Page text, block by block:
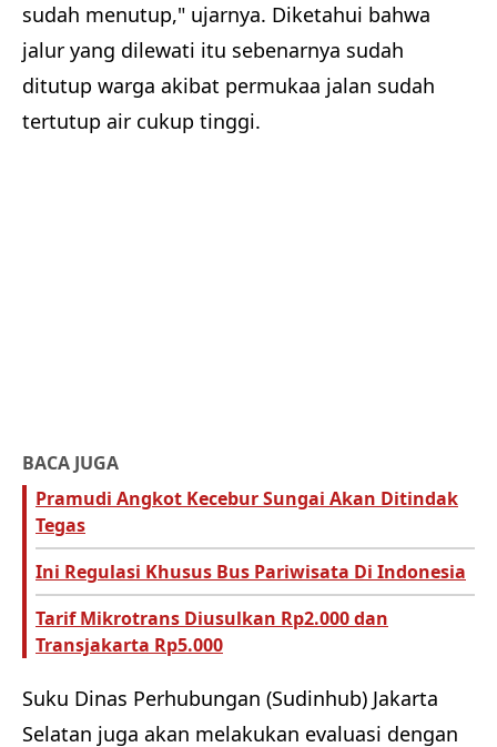
sudah menutup," ujarnya. Diketahui bahwa
jalur yang dilewati itu sebenarnya sudah
ditutup warga akibat permukaa jalan sudah
tertutup air cukup tinggi.
BACA JUGA
Pramudi Angkot Kecebur Sungai Akan Ditindak
Tegas
Ini Regulasi Khusus Bus Pariwisata Di Indonesia
Tarif Mikrotrans Diusulkan Rp2.000 dan
Transjakarta Rp5.000
Suku Dinas Perhubungan (Sudinhub) Jakarta
Selatan juga akan melakukan evaluasi dengan